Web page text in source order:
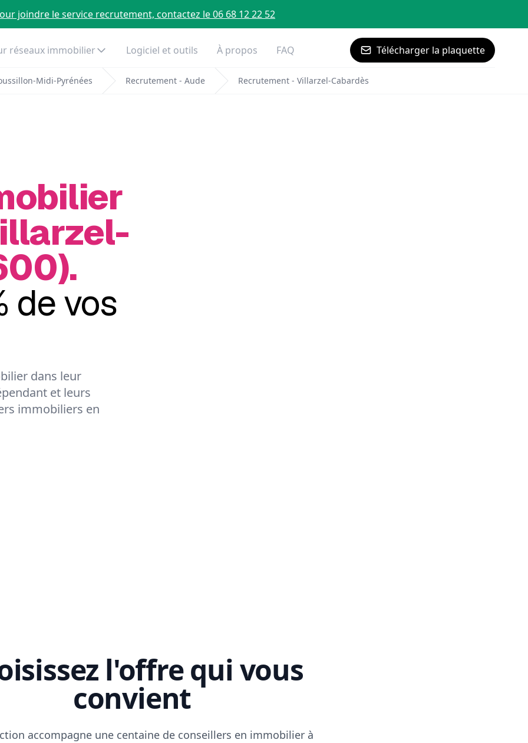
joindre le service recrutement, contactez le 06 68 12 22 52
réseaux immobilier Logiciel et outils À propos FAQ Télécharger la plaquette
Midi-Pyrénées Recrutement - Aude Recrutement - Villarzel-Cabardès
de vos
dans leur
et leurs
immobiliers en
l'offre qui vous
convient
accompagne une centaine de conseillers en immobilier à